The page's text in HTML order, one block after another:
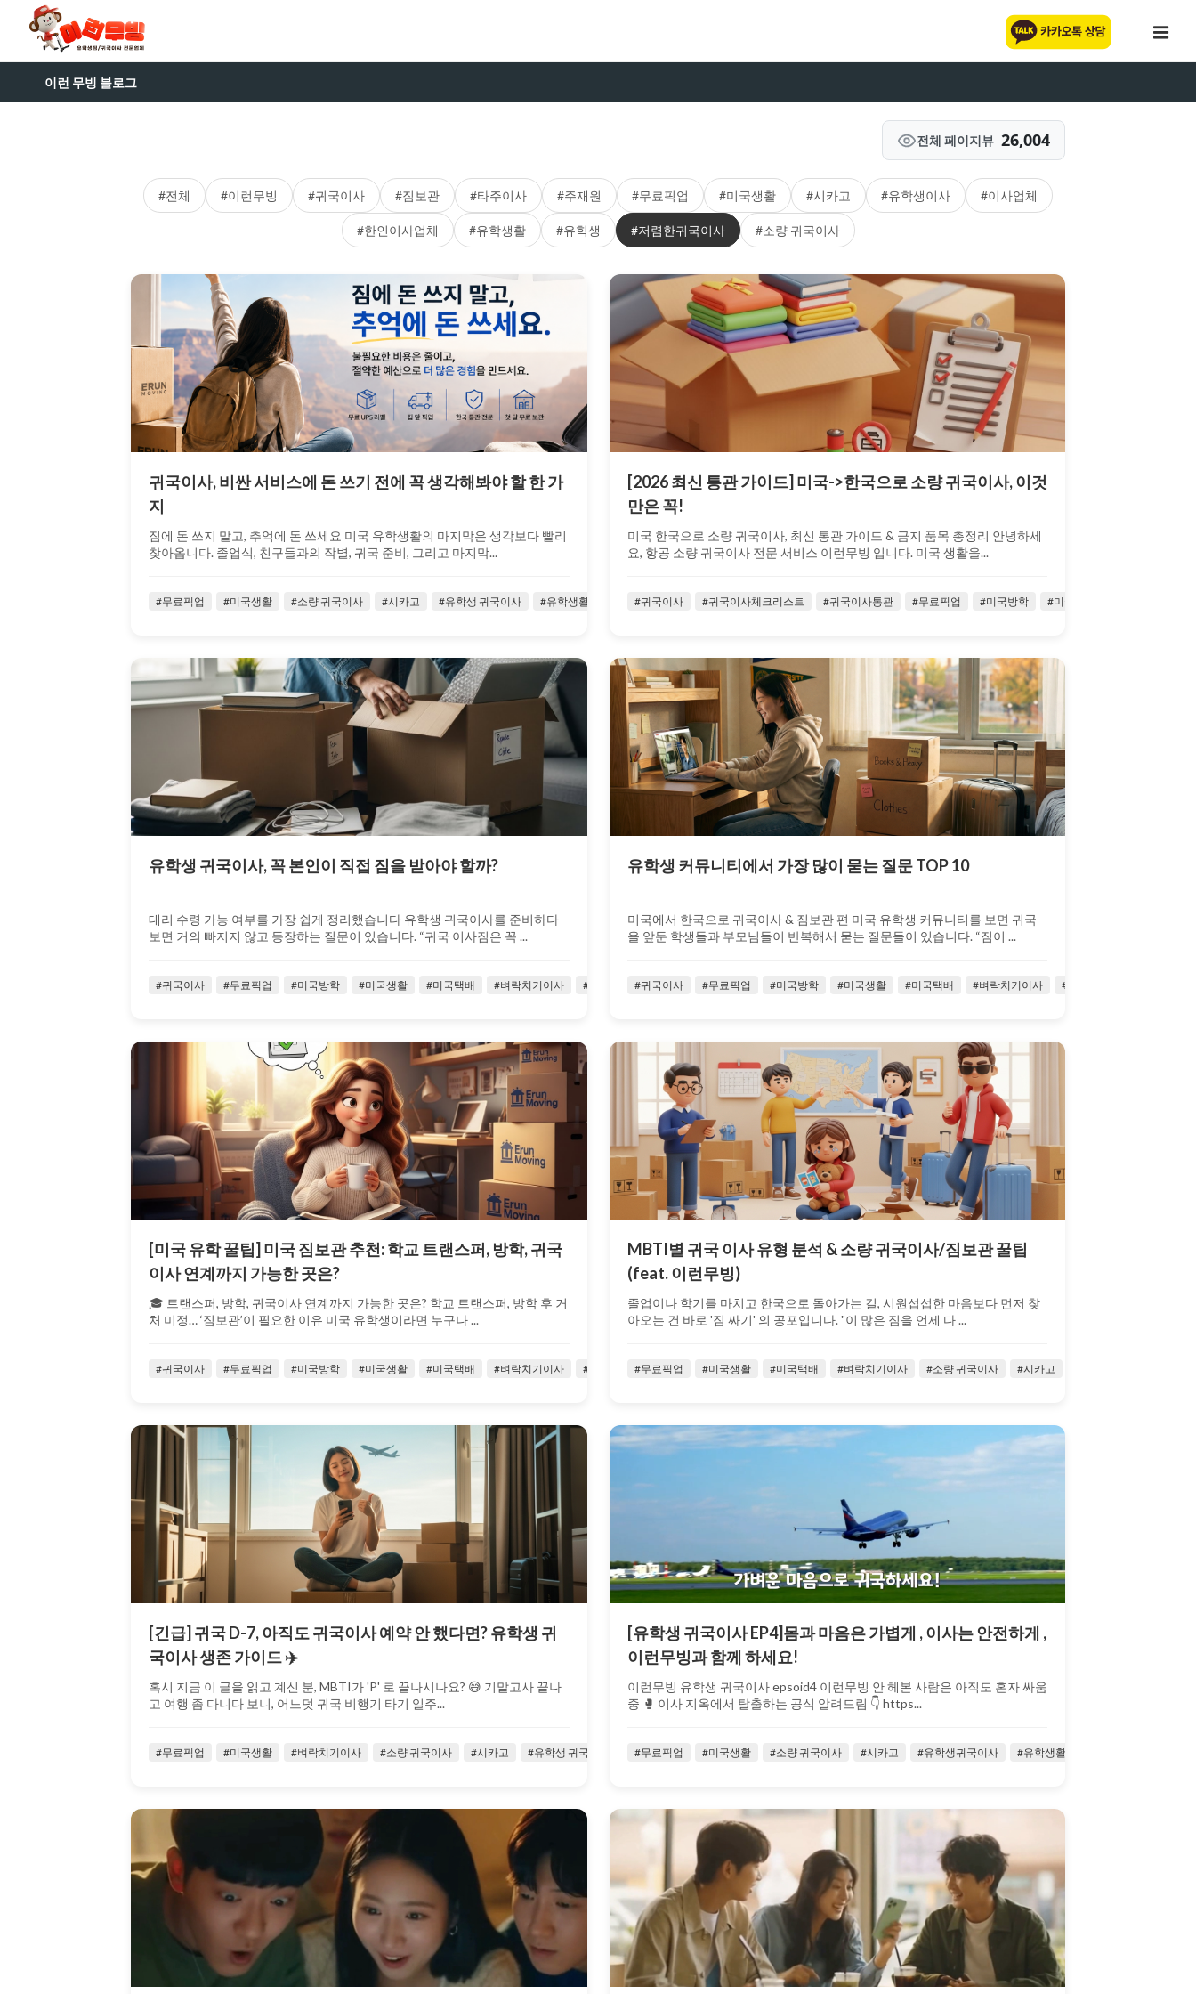
이런 무빙 블로그
전체 페이지뷰 26,004
#전체 #이런무빙 #귀국이사 #짐보관 #타주이사 #주재원 #무료픽업 #미국생활 #시카고 #유학생이사 #이사업체
#한인이사업체 #유학생활 #유힉생 #저렴한귀국이사 #소량 귀국이사
귀국이사, 비싼 서비스에 돈 쓰기 전에 꼭 생각해봐야 할 한 가
지
짐에 돈 쓰지 말고, 추억에 돈 쓰세요 미국 유학생활의 마지막은 생각보다 빨리
찾아옵니다. 졸업식, 친구들과의 작별, 귀국 준비, 그리고 마지막...
#무료픽업 #미국생활 #소량 귀국이사 #시카고 #유학생 귀국이사 #유학생활 #유힉생 #이런무빙 #이사업체 #저렴한귀국이사 #주재원 #주재원 귀국이사 #짐보관
[2026 최신 통관 가이드] 미국->한국으로 소량 귀국이사, 이것
만은 꼭!
미국 한국으로 소량 귀국이사, 최신 통관 가이드 & 금지 품목 총정리 안녕하세
요, 항공 소량 귀국이사 전문 서비스 이런무빙 입니다. 미국 생활을...
#귀국이사 #귀국이사체크리스트 #귀국이사통관 #무료픽업 #미국방학 #미국생활
유학생 귀국이사, 꼭 본인이 직접 짐을 받아야 할까?
대리 수령 가능 여부를 가장 쉽게 정리했습니다 유학생 귀국이사를 준비하다
보면 거의 빠지지 않고 등장하는 질문이 있습니다. “귀국 이사짐은 꼭 ...
#귀국이사 #무료픽업 #미국방학 #미국생활 #미국택배 #벼락치기이사 #소량귀국이사 #시카고 #유학생귀국이사 #유학생이사 #유학생트랜스퍼 #유학생활
유학생 커뮤니티에서 가장 많이 묻는 질문 TOP 10
미국에서 한국으로 귀국이사 & 짐보관 편 미국 유학생 커뮤니티를 보면 귀국
을 앞둔 학생들과 부모님들이 반복해서 묻는 질문들이 있습니다. “짐이 ...
#귀국이사 #무료픽업 #미국방학 #미국생활 #미국택배 #벼락치기이사 #소량귀국이사
[미국 유학 꿀팁] 미국 짐보관 추천: 학교 트랜스퍼, 방학, 귀국
이사 연계까지 가능한 곳은?
🎓 트랜스퍼, 방학, 귀국이사 연계까지 가능한 곳은? 학교 트랜스퍼, 방학 후 거
처 미정… ‘짐보관’이 필요한 이유 미국 유학생이라면 누구나 ...
#귀국이사 #무료픽업 #미국방학 #미국생활 #미국택배 #벼락치기이사 #소량귀국이사 #시카고 #유학생귀국이사 #유학생이사 #유학생트랜스퍼 #유학생활
MBTI별 귀국 이사 유형 분석 & 소량 귀국이사/짐보관 꿀팁
(feat. 이런무빙)
졸업이나 학기를 마치고 한국으로 돌아가는 길, 시원섭섭한 마음보다 먼저 찾
아오는 건 바로 '짐 싸기' 의 공포입니다. "이 많은 짐을 언제 다 ...
#무료픽업 #미국생활 #미국택배 #벼락치기이사 #소량 귀국이사 #시카고
[긴급] 귀국 D-7, 아직도 귀국이사 예약 안 했다면? 유학생 귀
국이사 생존 가이드 ✈️
혹시 지금 이 글을 읽고 계신 분, MBTI가 'P' 로 끝나시나요? 😅 기말고사 끝나
고 여행 좀 다니다 보니, 어느덧 귀국 비행기 타기 일주...
#무료픽업 #미국생활 #벼락치기이사 #소량 귀국이사 #시카고 #유학생 귀국이사 #유학생이사 #유학생활 #유힉생 #이런무빙 #이사사기예상 #이사업체 #저렴한귀국이사
[유학생 귀국이사 EP4]몸과 마음은 가볍게 , 이사는 안전하게 ,
이런무빙과 함께 하세요!
이런무빙 유학생 귀국이사 epsoid4 이런무빙 안 헤본 사람은 아직도 혼자 싸움
중 🥊 이사 지옥에서 탈출하는 공식 알려드림 👇 https...
#무료픽업 #미국생활 #소량 귀국이사 #시카고 #유학생귀국이사 #유학생활